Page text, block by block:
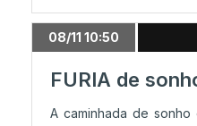
08/11 10:50
FURIA de
A caminhada de sonho